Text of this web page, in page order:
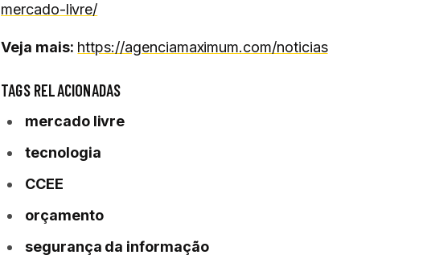
mercado-livre/
Veja mais: https://agenciamaximum.com/noticias
TAGS RELACIONADAS
mercado livre
tecnologia
CCEE
orçamento
segurança da informação